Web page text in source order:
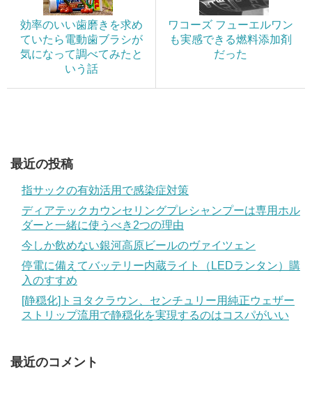
効率のいい歯磨きを求め
ていたら電動歯ブラシが
気になって調べてみたと
いう話
ワコーズ フューエルワン
も実感できる燃料添加剤
だった
最近の投稿
指サックの有効活用で感染症対策
ディアテックカウンセリングプレシャンプーは専用ホル
ダーと一緒に使うべき2つの理由
今しか飲めない銀河高原ビールのヴァイツェン
停電に備えてバッテリー内蔵ライト（LEDランタン）購
入のすすめ
[静穏化]トヨタクラウン、センチュリー用純正ウェザー
ストリップ流用で静穏化を実現するのはコスパがいい
最近のコメント